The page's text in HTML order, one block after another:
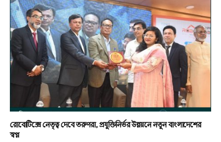
রোবোটিক্সে নেতৃত্ব দেবে তরুণরা, প্রযুক্তিনির্ভর উন্নয়নে নতুন বাংলাদেশের
স্বপ্ন